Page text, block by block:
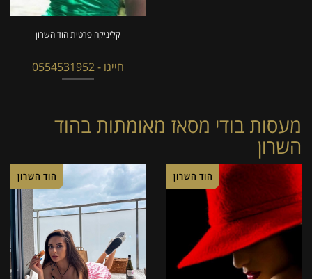
קליניקה פרטית הוד השרון
חייגו - 0554531952
מעסות בודי מסאז מאומתות בהוד
השרון
הוד השרון הוד השרון